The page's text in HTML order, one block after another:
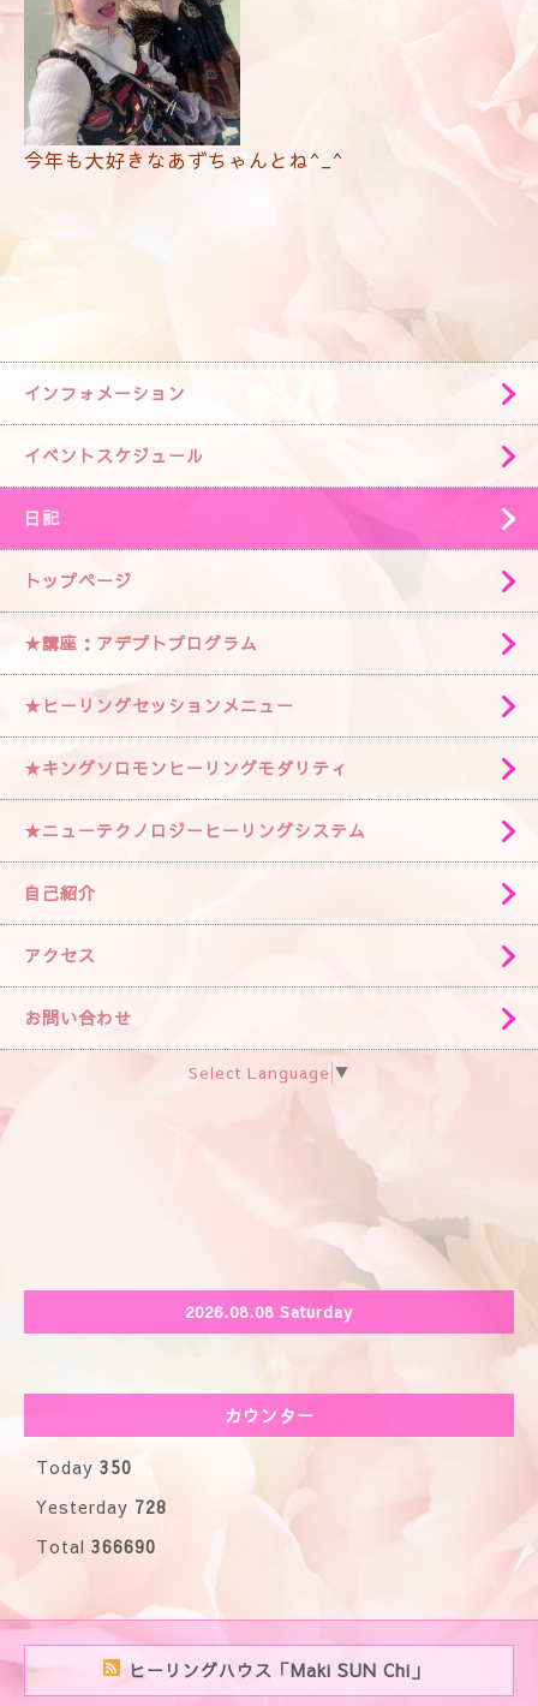
今年も大好きなあずちゃんとね^_^
インフォメーション
イベントスケジュール
日記
トップページ
★講座：アデプトプログラム
★ヒーリングセッションメニュー
★キングソロモンヒーリングモダリティ
★ニューテクノロジーヒーリングシステム
自己紹介
アクセス
お問い合わせ
Select Language ▼
2026.08.08 Saturday
カウンター
Today 350
Yesterday 728
Total 366690
ヒーリングハウス「Maki SUN Chi」